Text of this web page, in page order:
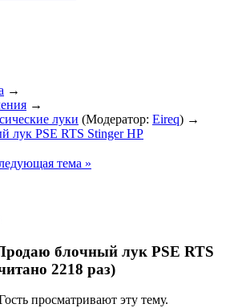
→
→
луки (Модератор: Eireq) →
лук PSE RTS Stinger HP
тема »
блочный лук PSE RTS
2218 раз)
просматривают эту тему.